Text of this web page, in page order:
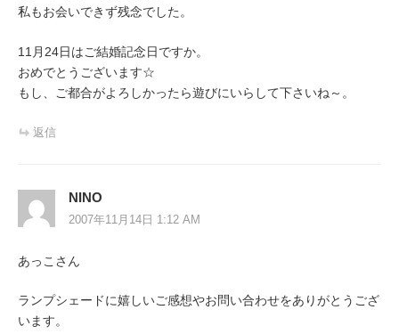
私もお会いできず残念でした。
11月24日はご結婚記念日ですか。
おめでとうございます☆
もし、ご都合がよろしかったら遊びにいらして下さいね～。
返信
NINO
2007年11月14日 1:12 AM
あっこさん
ランプシェードに嬉しいご感想やお問い合わせをありがとうござ
います。